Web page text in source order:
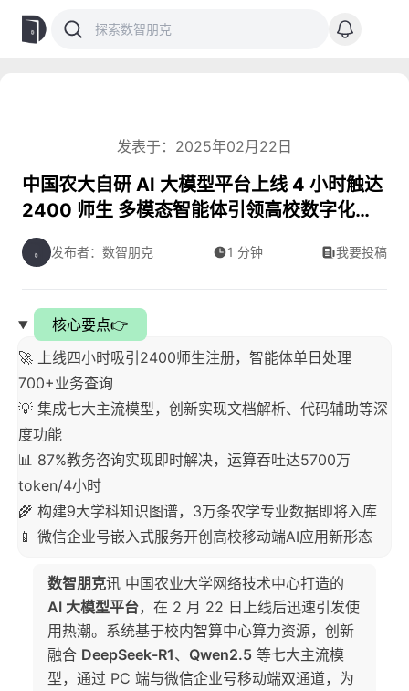
发表于：2025年02月22日
中国农大自研 AI 大模型平台上线 4 小时触达
2400 师生 多模态智能体引领高校数字化转
型
发布者：数智朋克 1 分钟 我要投稿
核心要点👉
🚀 上线四小时吸引2400师生注册，智能体单日处理
700+业务查询
💡 集成七大主流模型，创新实现文档解析、代码辅助等深
度功能
📊 87%教务咨询实现即时解决，运算吞吐达5700万
token/4小时
🌾 构建9大学科知识图谱，3万条农学专业数据即将入库
📱 微信企业号嵌入式服务开创高校移动端AI应用新形态
数智朋克讯 中国农业大学网络技术中心打造的
AI 大模型平台，在 2 月 22 日上线后迅速引发使
用热潮。系统基于校内智算中心算力资源，创新
融合 DeepSeek-R1、 Qwen2.5 等七大主流模
型，通过 PC 端与微信企业号移动端双通道，为